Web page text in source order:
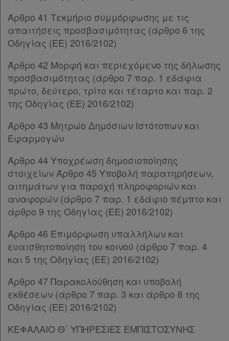
Χρήσιμα
Assistant
Νομολογία
Kodiko
Forum
Αναζήτηση
Κ.Α.Δ.
Διακρατικές
Συμφωνίες
Ελλάδας
Πληροφορίες
Εταιρεία
Επικοινωνία
Παρ.3
Παρ.4
Άρθρο 26Α [-]
Παρ.1
Παρ.3
Παρ.4
Παρ.5
Άρθρο 27 [-]
Παρ.2
Παρ.3
Παρ.4
Παρ.5
Άρθρο 28 [-]
Παρ.1
Παρ.2
Παρ.3
Παρ.4
Παρ.5
Άρθρο 28Α [-]
Παρ.2
Παρ.3
Παρ.4
Παρ.5
Παρ.6
Άρθρο 41 Τεκμήριο συμμόρφωσης με τις
απαιτήσεις προσβασιμότητας (άρθρο 6 της
Οδηγίας (EE) 2016/2102)
Άρθρο 42 Μορφή και περιεχόμενο της δήλωσης
προσβασιμότητας (άρθρο 7 παρ. 1 εδάφια
πρώτο, δεύτερο, τρίτο και τέταρτο και παρ. 2
της Οδηγίας (EE) 2016/2102)
Άρθρο 43 Μητρώο Δημόσιων Ιστότοπων και
Εφαρμογών
Άρθρο 44 Υποχρέωση δημοσιοποίησης
στοιχείων Άρθρο 45 Υποβολή παρατηρήσεων,
αιτημάτων για παροχή πληροφοριών και
αναφορών (άρθρο 7 παρ. 1 εδάφιο πέμπτο και
άρθρο 9 της Οδηγίας (EE) 2016/2102)
Άρθρο 46 Επιμόρφωση υπαλλήλων και
ευαισθητοποίηση του κοινού (άρθρο 7 παρ. 4
και 5 της Οδηγίας (EE) 2016/2102)
Άρθρο 47 Παρακολούθηση και υποβολή
εκθέσεων (άρθρο 7 παρ. 3 και άρθρο 8 της
Οδηγίας (EE) 2016/2102)
ΚΕΦΑΛΑΙΟ Θ΄ ΥΠΗΡΕΣΙΕΣ ΕΜΠΙΣΤΟΣΥΝΗΣ